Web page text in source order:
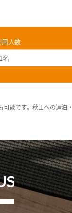
用人数
能です。秋田への連